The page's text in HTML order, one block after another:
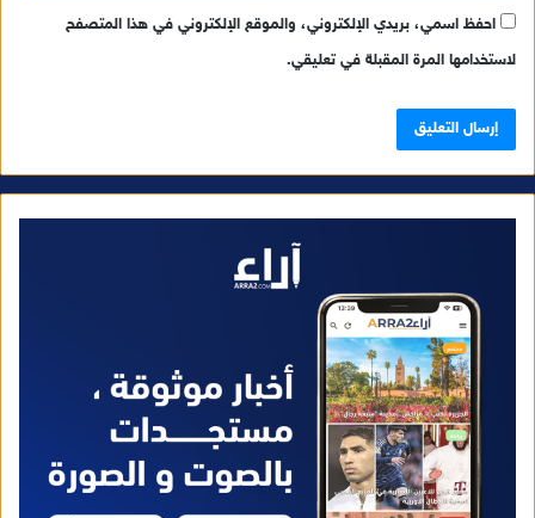
احفظ اسمي، بريدي الإلكتروني، والموقع الإلكتروني في هذا المتصفح
لاستخدامها المرة المقبلة في تعليقي.